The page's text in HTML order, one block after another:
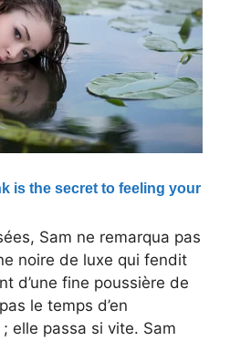
Sam ne remarqua pas
noire de luxe qui fendit
d’une fine poussière de
le temps d’en
elle passa si vite. Sam